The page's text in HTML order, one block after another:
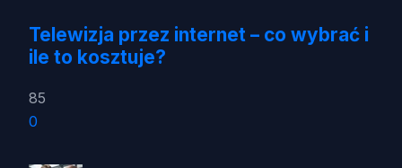
Telewizja przez internet – co wybrać i
ile to kosztuje?
85
0